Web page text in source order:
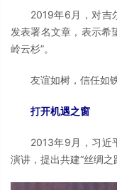
2019年6月，对吉尔
发表署名文章，表示希
岭云杉”。
友谊如树，信任如铁
打开机遇之窗
2013年9月，习近平
演讲，提出共建“丝绸之